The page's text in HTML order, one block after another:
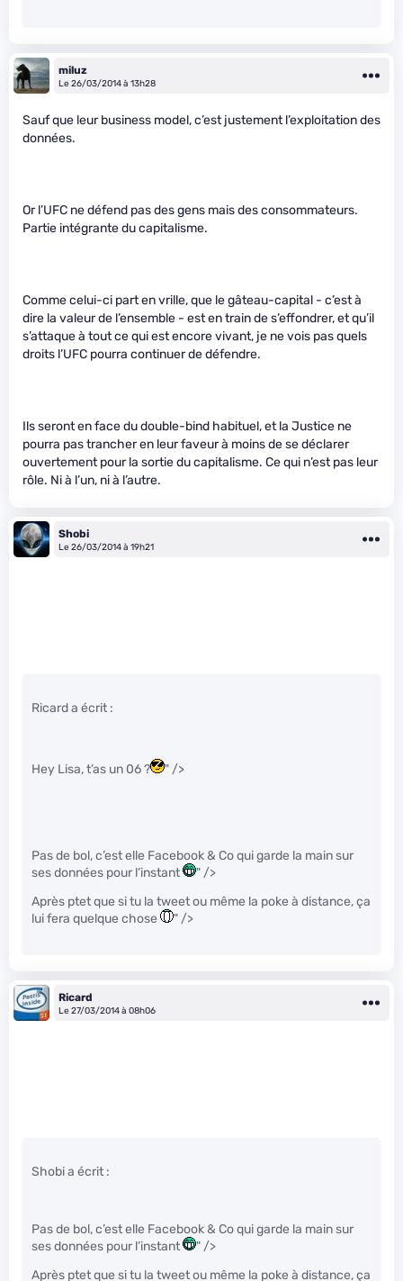
miluz
Le 26/03/2014 à 13h28
Sauf que leur business model, c’est justement l’exploitation des
données.
Or l’UFC ne défend pas des gens mais des consommateurs.
Partie intégrante du capitalisme.
Comme celui-ci part en vrille, que le gâteau-capital - c’est à
dire la valeur de l’ensemble - est en train de s’effondrer, et qu’il
s’attaque à tout ce qui est encore vivant, je ne vois pas quels
droits l’UFC pourra continuer de défendre.
Ils seront en face du double-bind habituel, et la Justice ne
pourra pas trancher en leur faveur à moins de se déclarer
ouvertement pour la sortie du capitalisme. Ce qui n’est pas leur
rôle. Ni à l’un, ni à l’autre.
Shobi
Le 26/03/2014 à 19h21
Ricard a écrit :
Hey Lisa, t’as un 06 ? " />
Pas de bol, c’est elle Facebook & Co qui garde la main sur
ses données pour l’instant
" />
Après ptet que si tu la tweet ou même la poke à distance, ça
lui fera quelque chose
" />
Ricard
Le 27/03/2014 à 08h06
Shobi a écrit :
Pas de bol, c’est elle Facebook & Co qui garde la main sur
ses données pour l’instant
" />
Après ptet que si tu la tweet ou même la poke à distance, ça